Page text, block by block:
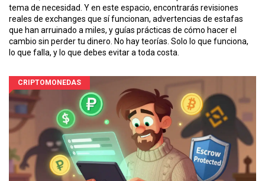
tema de necesidad. Y en este espacio, encontrarás revisiones
reales de exchanges que sí funcionan, advertencias de estafas
que han arruinado a miles, y guías prácticas de cómo hacer el
cambio sin perder tu dinero. No hay teorías. Solo lo que funciona,
lo que falla, y lo que debes evitar a toda costa.
CRIPTOMONEDAS